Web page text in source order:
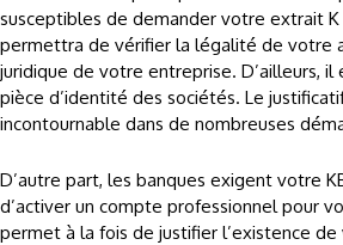
susceptibles de demander votre extrait K
permettra de vérifier la légalité de votre
juridique de votre entreprise. D’ailleurs, il
pièce d’identité des sociétés. Le
incontournable dans de nombreuses
D’autre part, les banques exigent votre
d’activer un compte professionnel pour
permet à la fois de justifier l’existence